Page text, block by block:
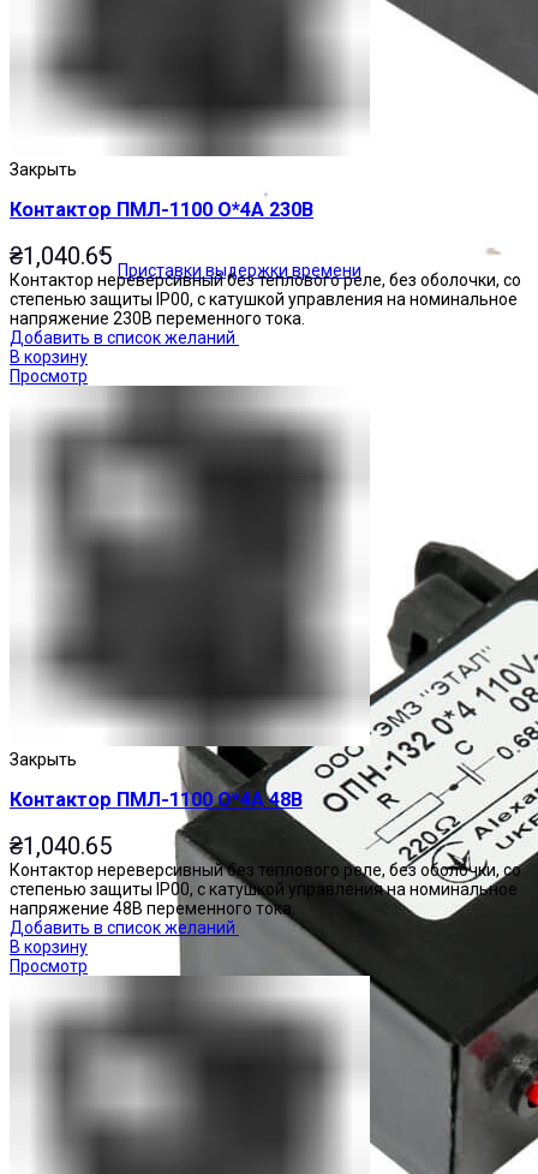
Приставки выдержки времени
Закрыть
Контактор ПМЛ-1100 О*4А 230В
₴1,040.65
Контактор нереверсивный без теплового реле, без оболочки, со
степенью защиты IP00, с катушкой управления на номинальное
напряжение 230В переменного тока.
Добавить в список желаний
В корзину
Просмотр
Закрыть
Контактор ПМЛ-1100 О*4А 48В
₴1,040.65
Контактор нереверсивный без теплового реле, без оболочки, со
степенью защиты IP00, с катушкой управления на номинальное
напряжение 48В переменного тока.
Добавить в список желаний
В корзину
Просмотр